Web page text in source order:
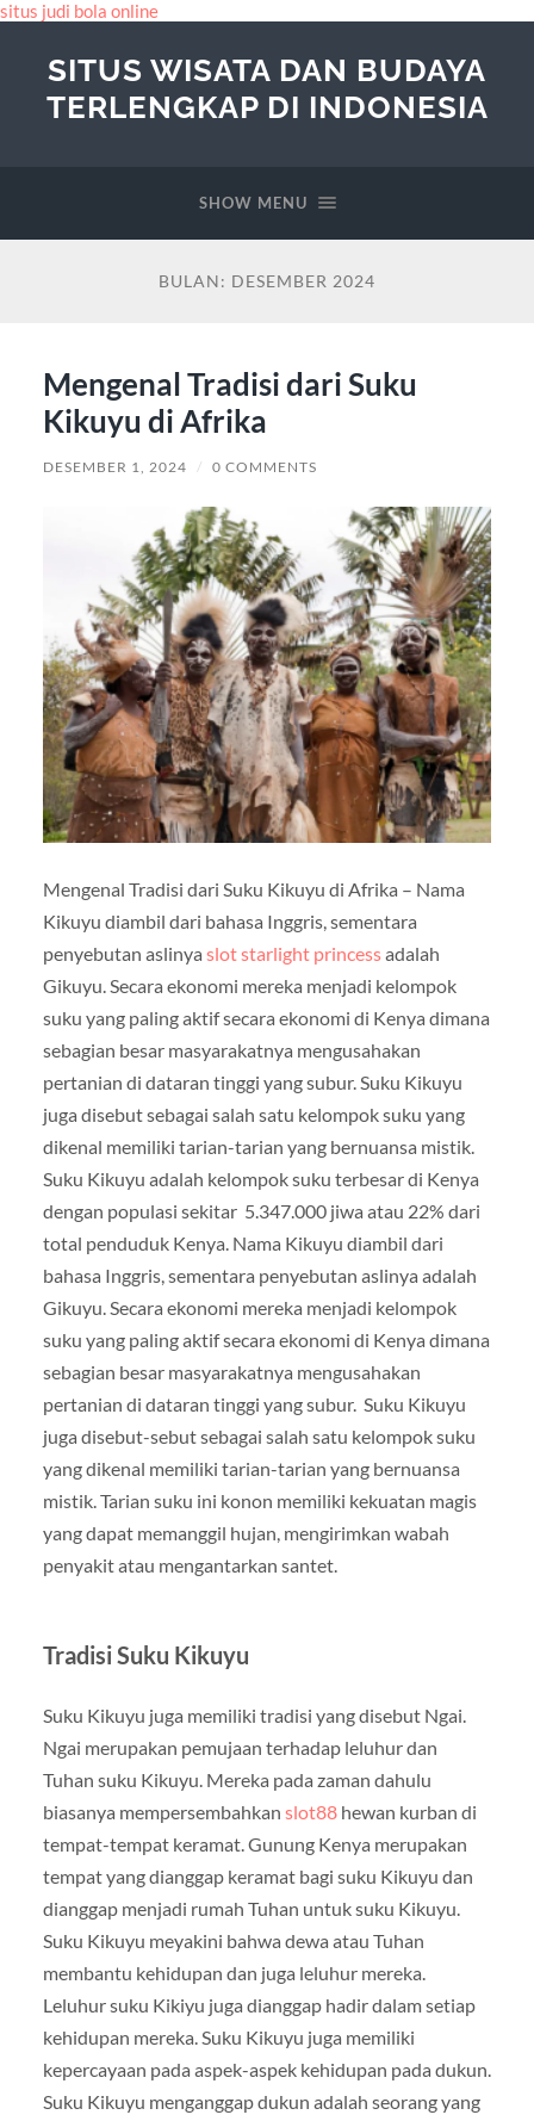
situs judi bola online
SITUS WISATA DAN BUDAYA
TERLENGKAP DI INDONESIA
SHOW MENU
BULAN: DESEMBER 2024
Mengenal Tradisi dari Suku
Kikuyu di Afrika
DESEMBER 1, 2024 / 0 COMMENTS
Mengenal Tradisi dari Suku Kikuyu di Afrika – Nama
Kikuyu diambil dari bahasa Inggris, sementara
penyebutan aslinya slot starlight princessadalah
Gikuyu. Secara ekonomi mereka menjadi kelompok
suku yang paling aktif secara ekonomi di Kenya dimana
sebagian besar masyarakatnya mengusahakan
pertanian di dataran tinggi yang subur. Suku Kikuyu
juga disebut sebagai salah satu kelompok suku yang
dikenal memiliki tarian-tarian yang bernuansa mistik.
Suku Kikuyu adalah kelompok suku terbesar di Kenya
dengan populasi sekitar 5.347.000 jiwa atau 22% dari
total penduduk Kenya. Nama Kikuyu diambil dari
bahasa Inggris, sementara penyebutan aslinya adalah
Gikuyu. Secara ekonomi mereka menjadi kelompok
suku yang paling aktif secara ekonomi di Kenya dimana
sebagian besar masyarakatnya mengusahakan
pertanian di dataran tinggi yang subur. Suku Kikuyu
juga disebut-sebut sebagai salah satu kelompok suku
yang dikenal memiliki tarian-tarian yang bernuansa
mistik. Tarian suku ini konon memiliki kekuatan magis
yang dapat memanggil hujan, mengirimkan wabah
penyakit atau mengantarkan santet.
Tradisi Suku Kikuyu
Suku Kikuyu juga memiliki tradisi yang disebut Ngai.
Ngai merupakan pemujaan terhadap leluhur dan
Tuhan suku Kikuyu. Mereka pada zaman dahulu
biasanya mempersembahkan slot88hewan kurban di
tempat-tempat keramat. Gunung Kenya merupakan
tempat yang dianggap keramat bagi suku Kikuyu dan
dianggap menjadi rumah Tuhan untuk suku Kikuyu.
Suku Kikuyu meyakini bahwa dewa atau Tuhan
membantu kehidupan dan juga leluhur mereka.
Leluhur suku Kikiyu juga dianggap hadir dalam setiap
kehidupan mereka. Suku Kikuyu juga memiliki
kepercayaan pada aspek-aspek kehidupan pada dukun.
Suku Kikuyu menganggap dukun adalah seorang yang